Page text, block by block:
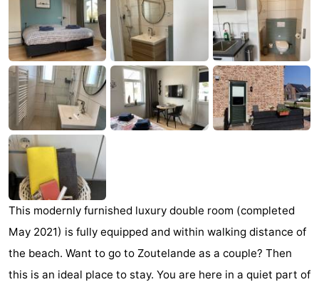
Duinoord
Duinweg
18
-
Kurhaus
-
Residentie
Soutelande
Campings
Chambre
d'hôtes
Chaumières
-
De
Zandput
-
Duinzicht
-
This modernly furnished luxury double room (completed
May 2021) is fully equipped and within walking distance of
the beach. Want to go to Zoutelande as a couple? Then
this is an ideal place to stay. You are here in a quiet part of